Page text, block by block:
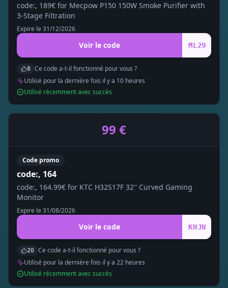
code:, 189€ for Mecpow P150 150W Smoke Purifier with
3-Stage Filtration
Expire le 31/12/2026
Voir le code ML29
8 Ce code a-t-il fonctionné pour vous ?
Utilisé pour la dernière fois il y a 10 heures
Utilisé récemment avec succès
99 €
Code promo
code:, 164
code:, 164.99€ for KTC H32S17F 32'' Curved Gaming
Monitor
Expire le 31/08/2026
Voir le code KHJN
20 Ce code a-t-il fonctionné pour vous ?
Utilisé pour la dernière fois il y a 22 heures
Utilisé récemment avec succès